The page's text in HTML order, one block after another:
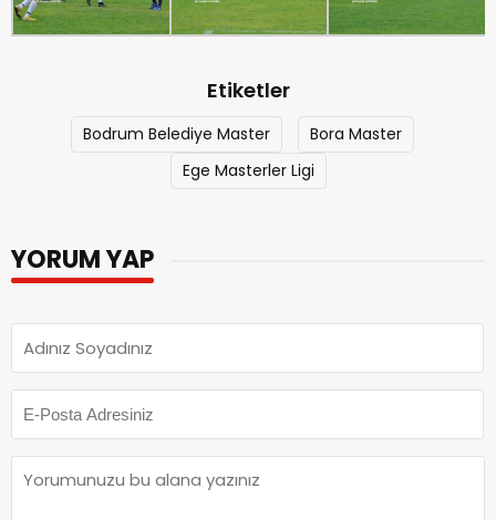
Etiketler
Bodrum Belediye Master
Bora Master
Ege Masterler Ligi
YORUM YAP